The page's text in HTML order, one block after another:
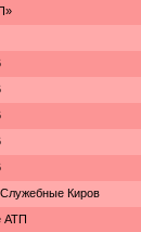
Киров
АТП